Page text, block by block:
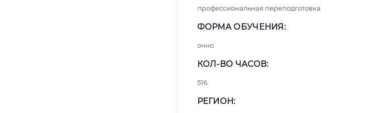
профессиональная переподготовка
ФОРМА ОБУЧЕНИЯ:
очно
КОЛ-ВО ЧАСОВ:
516
РЕГИОН: